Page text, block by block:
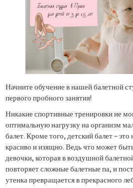
Начните обучение в нашей балетной
первого пробного занятия!
Никакие спортивные тренировки не
оптимальную нагрузку на организм
балет. Кроме того, детский балет – это
красиво и изящно. Ведь что может
девочки, которая в воздушной
повторяет сложные балетные па, и
утенка превращается в прекрасного